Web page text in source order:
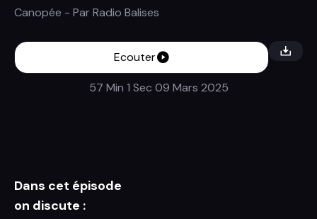
Canopée - ParRadio Balises
Ecouter
57 Min 1 Sec 09 Mars 2025
Dans cet épisode
on discute :